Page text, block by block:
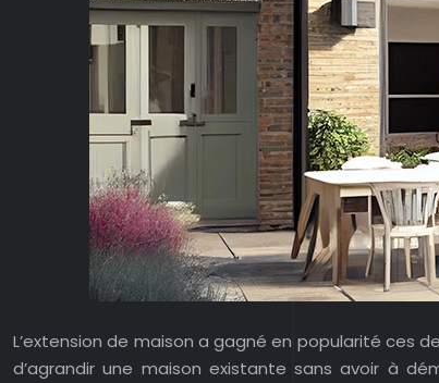
L’extension de maison a gagné en popularité ces
d’agrandir une maison existante sans avoir à